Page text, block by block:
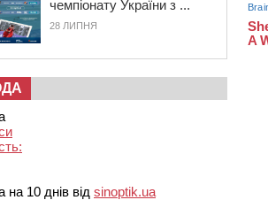
чемпіонату України з ...
28 ЛИПНЯ
на 10 днів від sinoptik.ua